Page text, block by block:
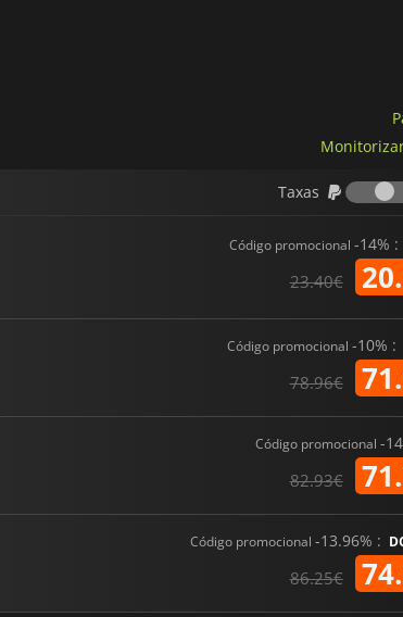
Taxas
Código promocional -14% :
23.40€
Código promocional -10% :
78.96€
Código promocional -
82.93€
Código promocional -13.96% :
86.25€